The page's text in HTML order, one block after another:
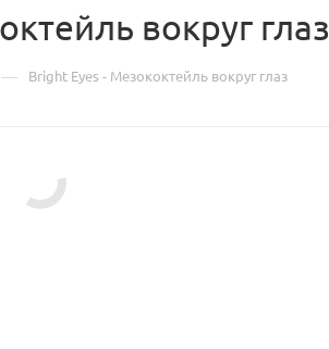
вокруг глаз
— Bright Eyes - Мезококтейль вокруг глаз